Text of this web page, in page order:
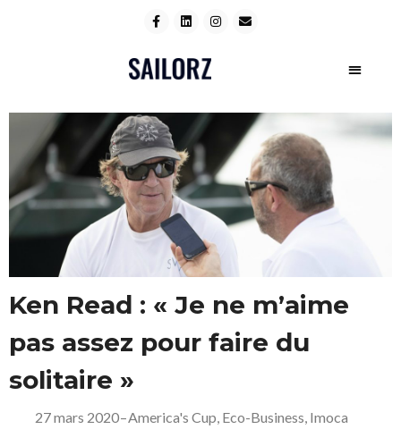
Ken Read : « Je ne m’aime
pas assez pour faire du
solitaire »
27 mars 2020–America's Cup, Eco-Business, Imoca